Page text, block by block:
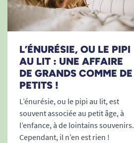
L’ÉNURÉSIE, OU LE PIPI
AU LIT : UNE AFFAIRE
DE GRANDS COMME DE
PETITS !
L’énurésie, ou le pipi au lit, est
souvent associée au petit âge, à
l’enfance, à de lointains souvenirs.
Cependant, il n’en est rien !